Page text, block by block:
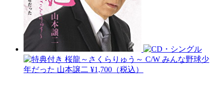
桜龍～さくらりゅう～ C/W みんな野球少
年だった 山本譲二 ¥1,700（税込）